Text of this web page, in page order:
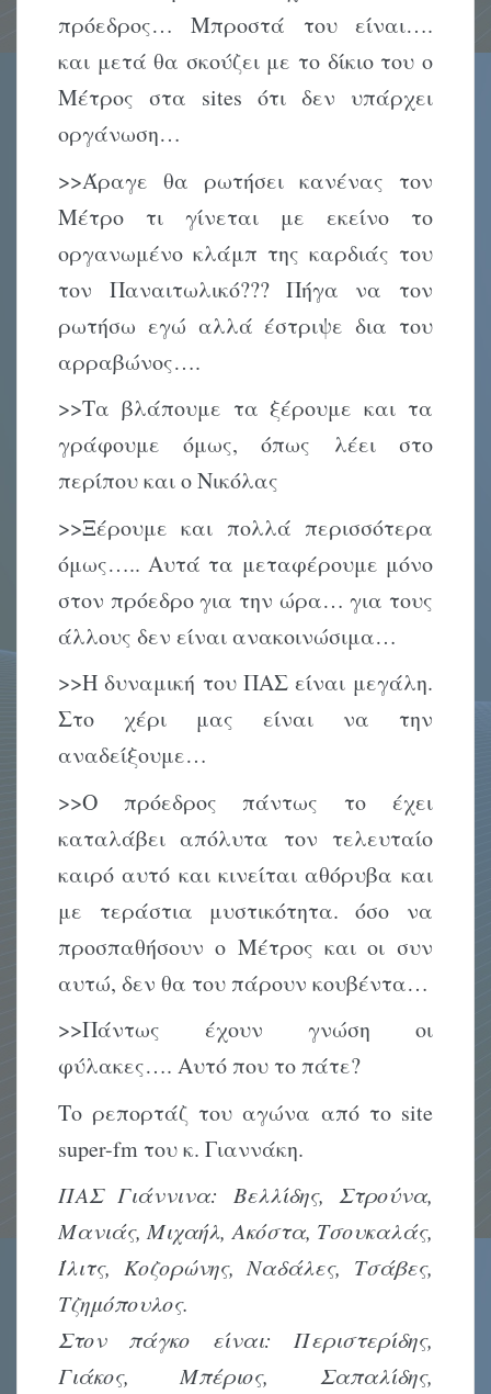
πρόεδρος… Μπροστά του είναι….
και μετά θα σκούζει με το δίκιο του ο
Μέτρος στα sites ότι δεν υπάρχει
οργάνωση…
>>Άραγε θα ρωτήσει κανένας τον
Μέτρο τι γίνεται με εκείνο το
οργανωμένο κλάμπ της καρδιάς του
τον Παναιτωλικό??? Πήγα να τον
ρωτήσω εγώ αλλά έστριψε δια του
αρραβώνος….
>>Τα βλάπουμε τα ξέρουμε και τα
γράφουμε όμως, όπως λέει στο
περίπου και ο Νικόλας
>>Ξέρουμε και πολλά περισσότερα
όμως….. Αυτά τα μεταφέρουμε μόνο
στον πρόεδρο για την ώρα… για τους
άλλους δεν είναι ανακοινώσιμα…
>>Η δυναμική του ΠΑΣ είναι μεγάλη.
Στο χέρι μας είναι να την
αναδείξουμε…
>>Ο πρόεδρος πάντως το έχει
καταλάβει απόλυτα τον τελευταίο
καιρό αυτό και κινείται αθόρυβα και
με τεράστια μυστικότητα. όσο να
προσπαθήσουν ο Μέτρος και οι συν
αυτώ, δεν θα του πάρουν κουβέντα…
>>Πάντως έχουν γνώση οι
φύλακες…. Αυτό που το πάτε?
Το ρεπορτάζ του αγώνα από το site
super-fm του κ. Γιαννάκη.
ΠΑΣ Γιάννινα: Βελλίδης, Στρούνα,
Μανιάς, Μιχαήλ, Ακόστα, Τσουκαλάς,
Ίλιτς, Κοζορώνης, Ναδάλες, Τσάβες,
Τζημόπουλος.
Στον πάγκο είναι: Περιστερίδης,
Γιάκος, Μπέριος, Σαπαλίδης,